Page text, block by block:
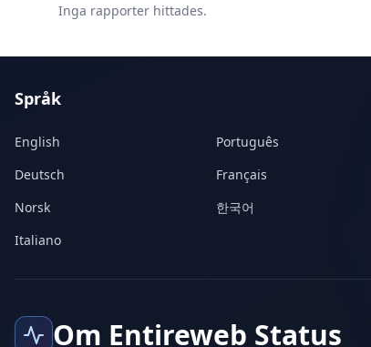
Inga rapporter hittades.
Språk
English Português
Deutsch
Français
Norsk
한국어
Italiano
Om Entireweb Status